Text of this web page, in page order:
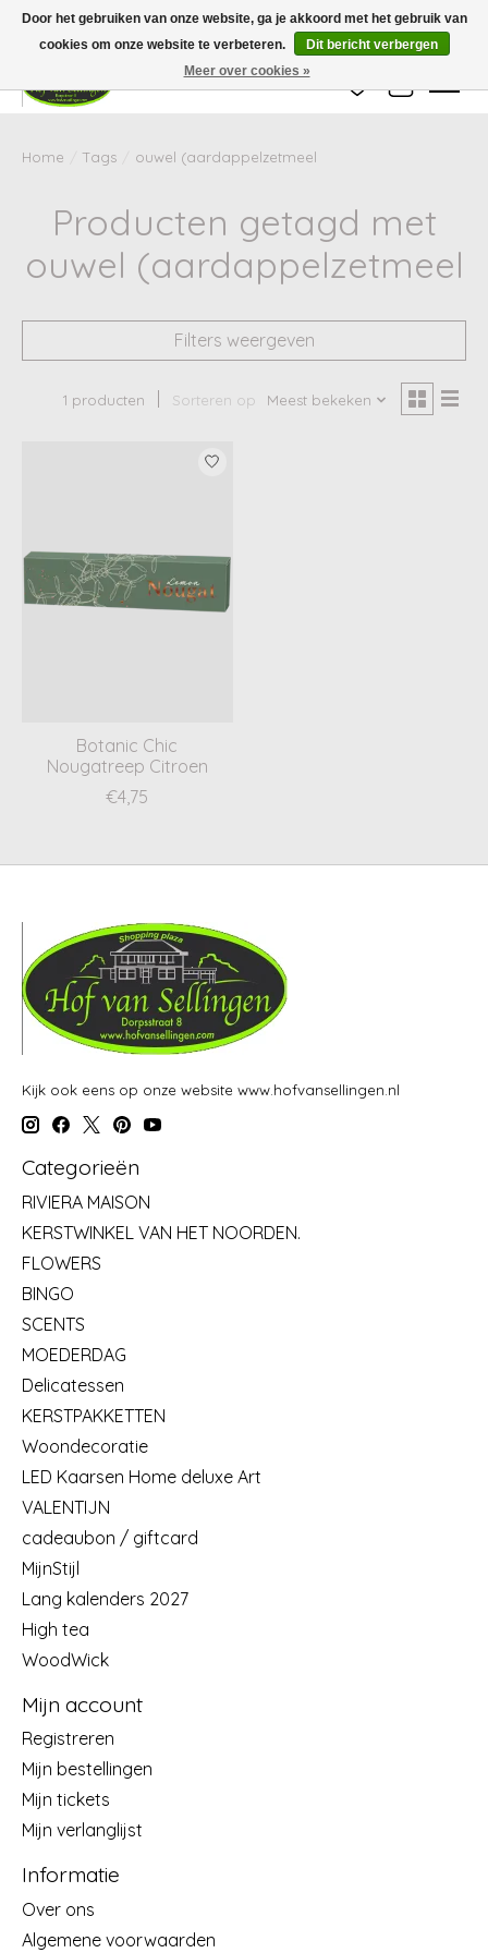
Wij zijn gesloten van 24 december tot en met 25 januari. Houd er rekening mee
dat de levertijd van uw bestelling in deze periode langer kan zijn dan
gebruikelijk.
Verlanglijst
Home Tags ouwel (aardappelzetmeel
Producten getagd met
ouwel (aardappelzetmeel
Filters weergeven
1 producten Sorteren op Meest bekeken
Botanic Chic
Nougatreep Citroen
€4,75
Kijk ook eens op onze website www.hofvansellingen.nl
Categorieën
RIVIERA MAISON
KERSTWINKEL VAN HET NOORDEN.
FLOWERS
BINGO
SCENTS
MOEDERDAG
Delicatessen
KERSTPAKKETTEN
Woondecoratie
LED Kaarsen Home deluxe Art
VALENTIJN
cadeaubon / giftcard
MijnStijl
Lang kalenders 2027
High tea
WoodWick
Mijn account
Registreren
Mijn bestellingen
Mijn tickets
Mijn verlanglijst
Informatie
Over ons
Algemene voorwaarden
Door het gebruiken van onze website, ga je akkoord met het gebruik van
cookies om onze website te verbeteren.
Dit bericht verbergen
Meer over cookies »